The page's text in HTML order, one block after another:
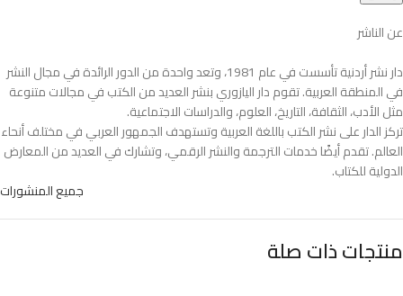
عن الناشر
دار نشر أردنية تأسست في عام 1981، وتعد واحدة من الدور الرائدة في مجال النشر
في المنطقة العربية. تقوم دار اليازوري بنشر العديد من الكتب في مجالات متنوعة
مثل الأدب، الثقافة، التاريخ، العلوم، والدراسات الاجتماعية.
تركز الدار على نشر الكتب باللغة العربية وتستهدف الجمهور العربي في مختلف أنحاء
العالم. تقدم أيضًا خدمات الترجمة والنشر الرقمي، وتشارك في العديد من المعارض
الدولية للكتاب.
جميع المنشورات
منتجات ذات صلة